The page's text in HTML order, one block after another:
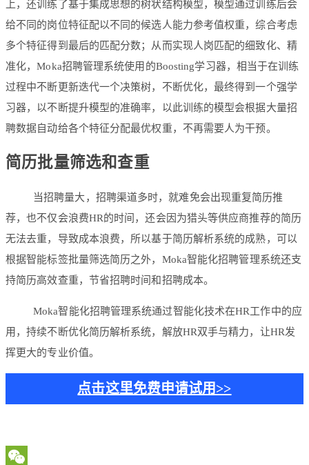
上，还训练了基于集成思想的树状结构模型，模型通过训练后会
给不同的岗位特征配以不同的候选人能力参考值权重，综合考虑
多个特征得到最后的匹配分数；从而实现人岗匹配的细致化、精
准化，Moka招聘管理系统使用的Boosting学习器，相当于在训练
过程中不断更新迭代一个决策树，不断优化，最终得到一个强学
习器，以不断提升模型的准确率，以此训练的模型会根据大量招
聘数据自动给各个特征分配最优权重，不再需要人为干预。
简历批量筛选和查重
当招聘量大，招聘渠道多时，就难免会出现重复简历推
荐，也不仅会浪费HR的时间，还会因为猎头等供应商推荐的简历
无法去重，导致成本浪费，所以基于简历解析系统的成熟，可以
根据智能标签批量筛选简历之外，Moka智能化招聘管理系统还支
持简历高效查重，节省招聘时间和招聘成本。
Moka智能化招聘管理系统通过智能化技术在HR工作中的应
用，持续不断优化简历解析系统，解放HR双手与精力，让HR发
挥更大的专业价值。
点击这里免费申请试用>>